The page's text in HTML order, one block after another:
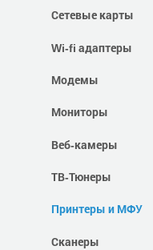
Сетевые карты
Wi-fi адаптеры
Модемы
Мониторы
Веб-камеры
ТВ-Тюнеры
Принтеры и МФУ
Сканеры